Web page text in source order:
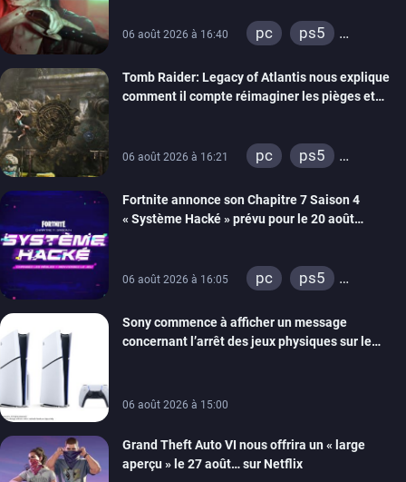
06 août 2026 à 16:40 pc
ps5
switch 2
Tomb Raider: Legacy of Atlantis nous explique
comment il compte réimaginer les pièges et
06 août 2026 à 16:21 pc
ps5
switch 2
Fortnite annonce son Chapitre 7 Saison 4
« Système Hacké » prévu pour le 20 août
06 août 2026 à 16:05 pc
ps5
switch
ios
android
ps4
Sony commence à afficher un message
concernant l’arrêt des jeux physiques sur le
06 août 2026 à 15:00
Grand Theft Auto VI nous offrira un « large
aperçu » le 27 août… sur Netflix